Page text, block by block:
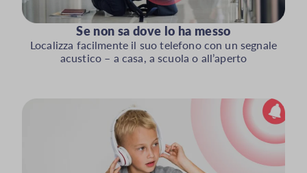
Se non sa dove lo ha messo
Localizza facilmente il suo telefono con un segnale
acustico – a casa, a scuola o all’aperto